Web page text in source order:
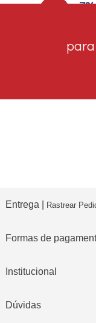
Entrega | Rastrear
Formas de
Institucional
Dúvidas